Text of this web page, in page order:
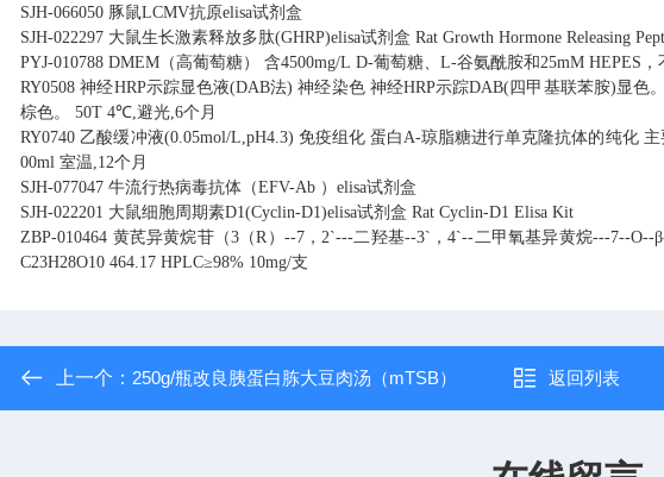
SJH-066050 豚鼠LCMV抗原elisa试剂盒
SJH-022297 大鼠生长激素释放多肽(GHRP)elisa试剂盒 Rat Growth Hormone Releasing
PYJ-010788 DMEM（高葡萄糖） 含4500mg/L D-葡萄糖、L-谷氨酰胺和25mM HEPES
RY0508 神经HRP示踪显色液(DAB法) 神经染色 神经HRP示踪DAB(四甲基联苯胺)显
棕色。 50T 4℃,避光,6个月
RY0740 乙酸缓冲液(0.05mol/L,pH4.3) 免疫组化 蛋白A-琼脂糖进行单克隆抗体的纯化
00ml 室温,12个月
SJH-077047 牛流行热病毒抗体（EFV-Ab ）elisa试剂盒
SJH-022201 大鼠细胞周期素D1(Cyclin-D1)elisa试剂盒 Rat Cyclin-D1 Elisa Kit
ZBP-010464 黄芪异黄烷苷（3（R）--7，2`---二羟基--3`，4`--二甲氧基异黄烷---7--O--
C23H28O10 464.17 HPLC≥98% 10mg/支
上一个： 250g/瓶改良胰蛋白胨大豆肉汤（mTSB） 返回列表